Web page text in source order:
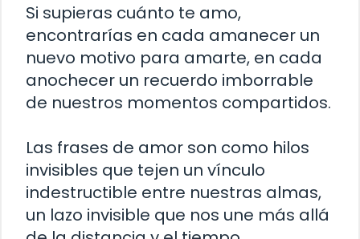
Si supieras cuánto te amo,
encontrarías en cada amanecer un
nuevo motivo para amarte, en cada
anochecer un recuerdo imborrable
de nuestros momentos compartidos.
Las frases de amor son como hilos
invisibles que tejen un vínculo
indestructible entre nuestras almas,
un lazo invisible que nos une más allá